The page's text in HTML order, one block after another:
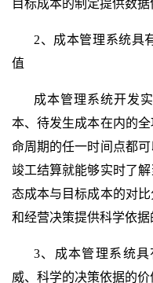
目标成本的制定提供数据
2、 成本管理系统具
值
成本管理系统开发
本、待发生成本在内的
命周期的任一时间点都
竣工结算就能够实时了
态成本与目标成本的对
和经营决策提供科学依据
3、 成本管理系统具
威、科学的决策依据的价